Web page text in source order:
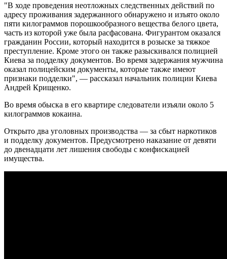
"В ходе проведения неотложных следственных действий по
адресу проживания задержанного обнаружено и изъято около
пяти килограммов порошкообразного вещества белого цвета,
часть из которой уже была расфасована. Фигурантом оказался
гражданин России, который находится в розыске за тяжкое
преступление. Кроме этого он также разыскивался полицией
Киева за подделку документов. Во время задержания мужчина
оказал полицейским документы, которые также имеют
признаки подделки", — рассказал начальник полиции Киева
Андрей Крищенко.
Во время обыска в его квартире следователи изъяли около 5
килограммов кокаина.
Открыто два уголовных производства — за сбыт наркотиков
и подделку документов. Предусмотрено наказание от девяти
до двенадцати лет лишения свободы с конфискацией
имущества.